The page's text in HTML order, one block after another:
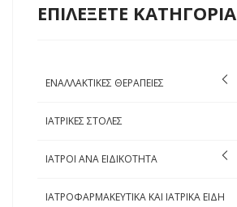
ΕΠΙΛΕΞΕΤΕ ΚΑΤΗΓΟΡΙΑ
ΕΝΑΛΛΑΚΤΙΚΕΣ ΘΕΡΑΠΕΙΕΣ
ΙΑΤΡΙΚΕΣ ΣΤΟΛΕΣ
ΙΑΤΡΟΙ ΑΝΑ ΕΙΔΙΚΟΤΗΤΑ
ΙΑΤΡΟΦΑΡΜΑΚΕΥΤΙΚΑ ΚΑΙ ΙΑΤΡΙΚΑ ΕΙΔΗ